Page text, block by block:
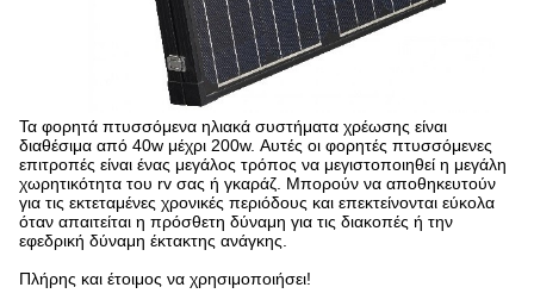
Τα φορητά πτυσσόμενα ηλιακά συστήματα χρέωσης είναι
διαθέσιμα από 40w μέχρι 200w. Αυτές οι φορητές πτυσσόμενες
επιτροπές είναι ένας μεγάλος τρόπος να μεγιστοποιηθεί η μεγάλη
χωρητικότητα του rv σας ή γκαράζ. Μπορούν να αποθηκευτούν
για τις εκτεταμένες χρονικές περιόδους και επεκτείνονται εύκολα
όταν απαιτείται η πρόσθετη δύναμη για τις διακοπές ή την
εφεδρική δύναμη έκτακτης ανάγκης.
Πλήρης και έτοιμος να χρησιμοποιήσει!